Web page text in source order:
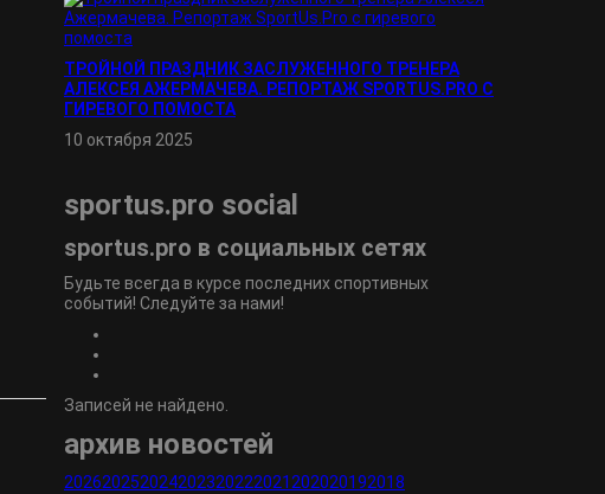
ТРОЙНОЙ ПРАЗДНИК ЗАСЛУЖЕННОГО ТРЕНЕРА
АЛЕКСЕЯ АЖЕРМАЧЕВА. РЕПОРТАЖ SPORTUS.PRO С
ГИРЕВОГО ПОМОСТА
10 октября 2025
sportus.pro social
sportus.pro в социальных сетях
Будьте всегда в курсе последних спортивных
событий! Следуйте за нами!
Записей не найдено.
архив новостей
202620252024202320222021 202020192018